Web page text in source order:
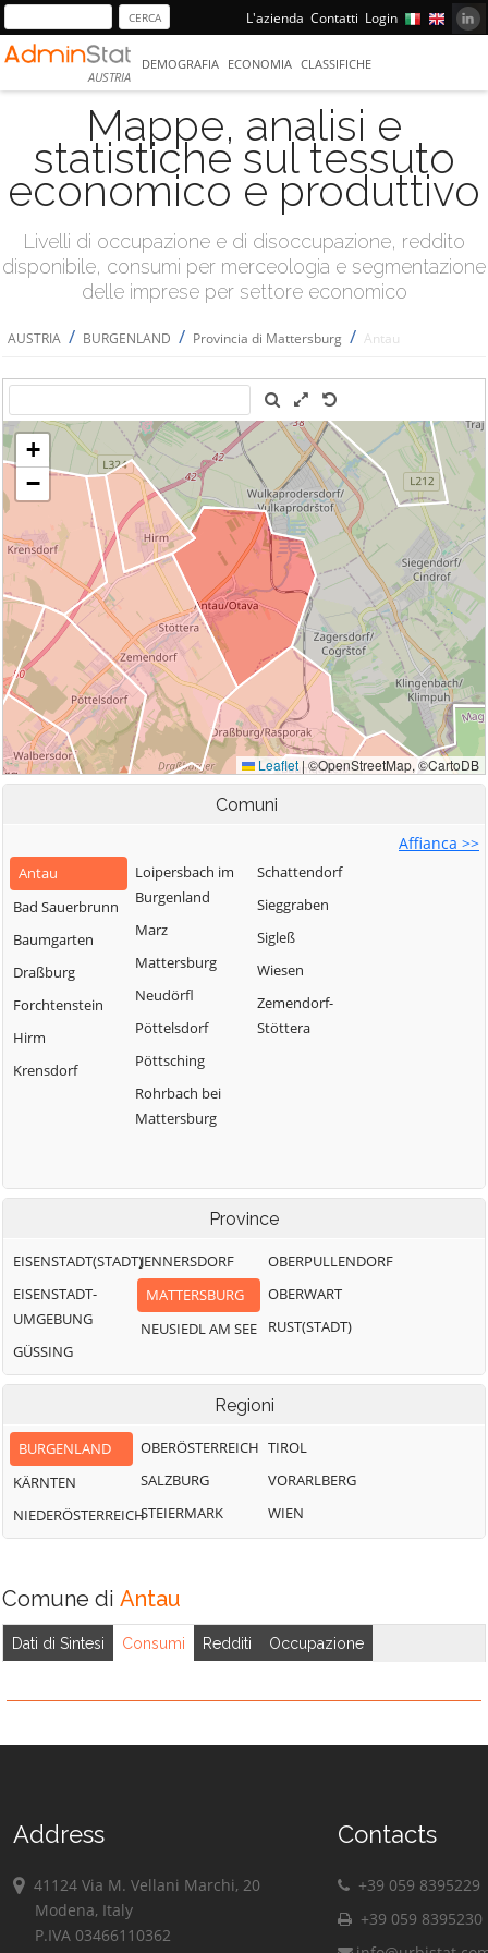
L'azienda Contatti Login
AUSTRIA
DEMOGRAFIA ECONOMIA CLASSIFICHE
Mappe, analisi e
statistiche sul tessuto
economico e produttivo
Livelli di occupazione e di disoccupazione, reddito
disponibile, consumi per merceologia e segmentazione
delle imprese per settore economico
AUSTRIA / BURGENLAND / Provincia di Mattersburg / Antau
Comuni
Affianca >>
Antau
Bad Sauerbrunn
Baumgarten
Draßburg
Forchtenstein
Hirm
Krensdorf
Loipersbach im
Burgenland
Marz
Mattersburg
Neudörfl
Pöttelsdorf
Pöttsching
Rohrbach bei
Mattersburg
Schattendorf
Sieggraben
Sigleß
Wiesen
Zemendorf-
Stöttera
Province
EISENSTADT(STADT)
EISENSTADT-
UMGEBUNG
GÜSSING
JENNERSDORF
MATTERSBURG
NEUSIEDL AM SEE
OBERPULLENDORF
OBERWART
RUST(STADT)
Regioni
BURGENLAND
KÄRNTEN
NIEDERÖSTERREICH
OBERÖSTERREICH
SALZBURG
STEIERMARK
TIROL
VORARLBERG
WIEN
Comune di Antau
Dati di Sintesi Consumi Redditi Occupazione
Address
41124 Via M. Vellani Marchi, 20
Modena, Italy
P.IVA 03466110362
Contacts
+39 059 8395229
+39 059 8395230